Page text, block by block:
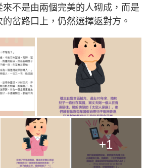
不是由兩個完美的人砌成，而是
岔路口上，仍然選擇返對方。
+1